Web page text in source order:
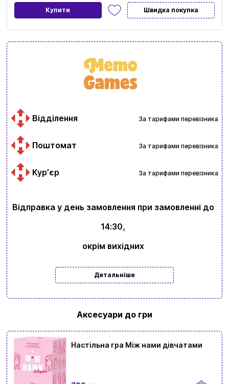
Купити Швидка покупка
Відділення За тарифами перевізника
Поштомат За тарифами перевізника
Курʼєр За тарифами перевізника
Відправка у день замовлення при замовленні до
14:30,
окрім вихідних
Детальніше
Аксесуари до гри
Настільна гра Між нами дівчатами
Вхід Реєстрація
Бренди
Доставка та оплата
Новини та статті
Повернення та обмін товарів
Ваш кошик зараз порожній